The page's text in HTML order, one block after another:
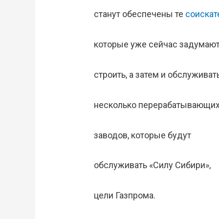
станут обеспечены те
которые уже сейчас
строить, а затем и
несколько
заводов, которые будут
обслуживать «Силу Сибири»,
цели Газпрома.